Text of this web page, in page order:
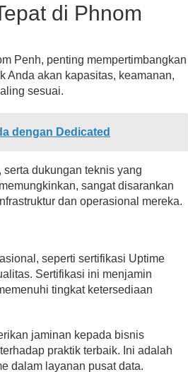
di Phnom
Penh, penting mempertimbangkan
Anda akan kapasitas, keamanan,
sesuai.
dengan Dedicated
dukungan teknis yang
sangat disarankan
dan operasional mereka.
seperti sertifikasi Uptime
Sertifikasi ini menjamin
tingkat ketersediaan
jaminan kepada bisnis
praktik terbaik. Ini adalah
dalam layanan pusat data.